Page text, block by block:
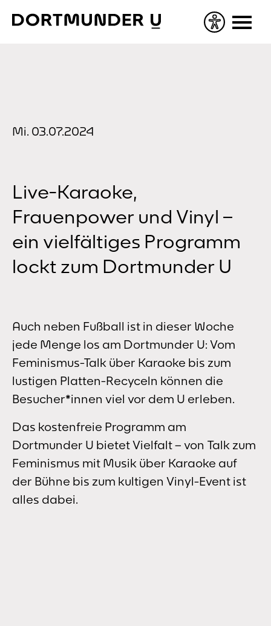
Mi. 03.07.2024
Live-Karaoke,
Frauenpower und Vinyl –
ein vielfältiges Programm
lockt zum Dortmunder U
Auch neben Fußball ist in dieser Woche
jede Menge los am Dortmunder U: Vom
Feminismus-Talk über Karaoke bis zum
lustigen Platten-Recyceln können die
Besucher*innen viel vor dem U erleben.
Das kostenfreie Programm am
Dortmunder U bietet Vielfalt – von Talk zum
Feminismus mit Musik über Karaoke auf
der Bühne bis zum kultigen Vinyl-Event ist
alles dabei.